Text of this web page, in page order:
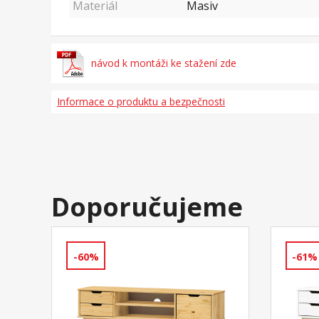
Materiál Masiv
návod k montáži ke stažení zde
Informace o produktu a bezpečnosti
Doporučujeme
-60% -61%